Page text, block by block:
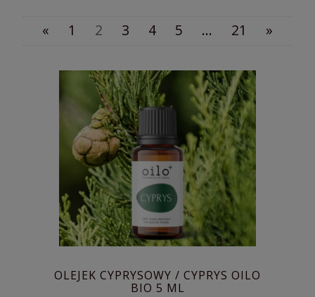
« 1 2 3 4 5 ... 21 »
OLEJEK CYPRYSOWY / CYPRYS OILO
BIO 5 ML